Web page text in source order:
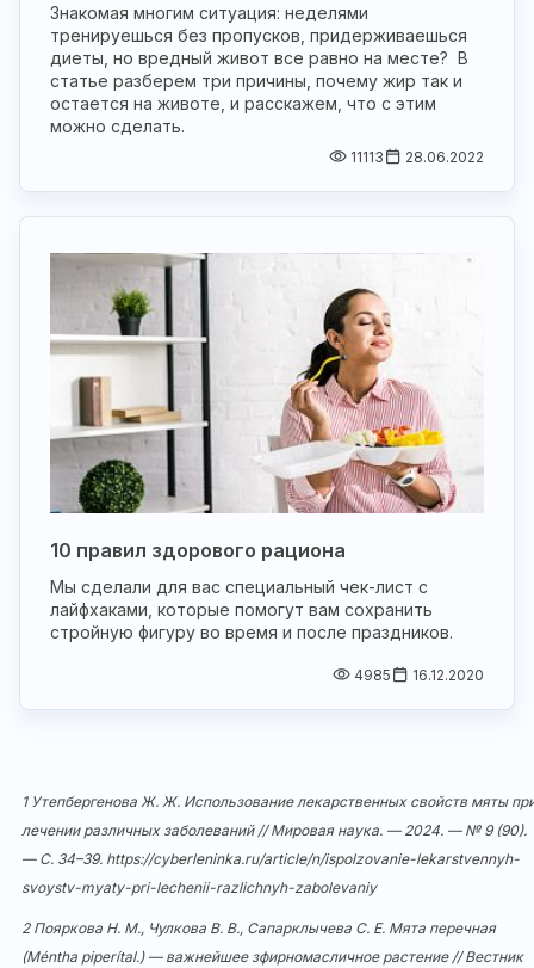
Знакомая многим ситуация: неделями
тренируешься без пропусков, придерживаешься
диеты, но вредный живот все равно на месте? В
статье разберем три причины, почему жир так и
остается на животе, и расскажем, что с этим
можно сделать.
11113 28.06.2022
10 правил здорового рациона
Мы сделали для вас специальный чек-лист с
лайфхаками, которые помогут вам сохранить
стройную фигуру во время и после праздников.
4985 16.12.2020
1 Утепбергенова Ж. Ж. Использование лекарственных свойств мяты
лечении различных заболеваний // Мировая наука. — 2024. — № 9 (90).
— С. 34–39. https://cyberleninka.ru/article/n/ispolzovanie-lekarstvennyh-
svoystv-myaty-pri-lechenii-razlichnyh-zabolevaniy
2 Пояркова Н. М., Чулкова В. В., Сапарклычева С. Е. Мята перечная
(Méntha piperítal.) — важнейшее зфирномасличное растение // Вестник